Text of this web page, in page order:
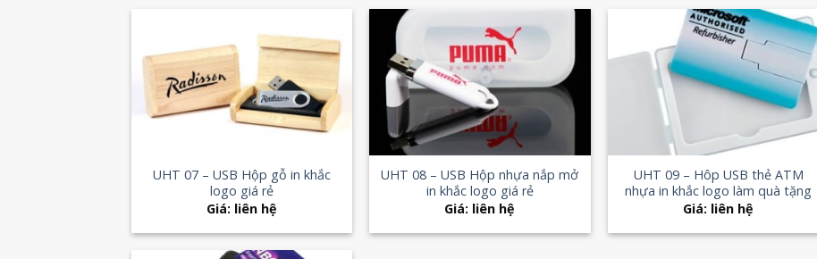
Add to
UHT 07 – USB Hộp gỗ in khắc
logo giá rẻ
Giá: liên hệ
Add to
Wishlist
+
UHT 08 – USB Hộp nhựa nắp mở
in khắc logo giá rẻ
Giá: liên hệ
Add to
Wishlist
UHT 09 – Hôp USB thẻ ATM
nhựa in khắc logo làm quà tặng
Giá: liên hệ